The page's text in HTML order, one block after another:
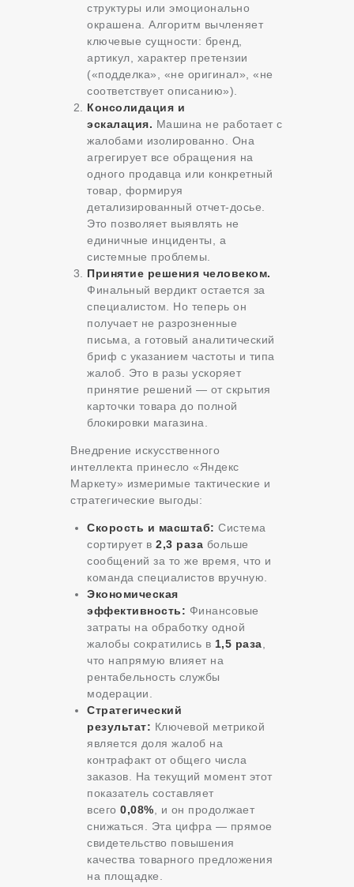
структуры или эмоционально
окрашена. Алгоритм вычленяет
ключевые сущности: бренд,
артикул, характер претензии
(«подделка», «не оригинал», «не
соответствует описанию»).
Консолидация и
эскалация. Машина не работает с
жалобами изолированно. Она
агрегирует все обращения на
одного продавца или конкретный
товар, формируя
детализированный отчет-досье.
Это позволяет выявлять не
единичные инциденты, а
системные проблемы.
Принятие решения человеком.
Финальный вердикт остается за
специалистом. Но теперь он
получает не разрозненные
письма, а готовый аналитический
бриф с указанием частоты и типа
жалоб. Это в разы ускоряет
принятие решений — от скрытия
карточки товара до полной
блокировки магазина.
Внедрение искусственного
интеллекта принесло «Яндекс
Маркету» измеримые тактические и
стратегические выгоды:
Скорость и масштаб: Система
сортирует в 2,3 раза больше
сообщений за то же время, что и
команда специалистов вручную.
Экономическая
эффективность: Финансовые
затраты на обработку одной
жалобы сократились в 1,5 раза
что напрямую влияет на
рентабельность службы
модерации.
Стратегический
результат: Ключевой метрикой
является доля жалоб на
контрафакт от общего числа
заказов. На текущий момент этот
показатель составляет
всего 0,08% , и он продолжает
снижаться. Эта цифра — прямое
свидетельство повышения
качества товарного предложения
на площадке.